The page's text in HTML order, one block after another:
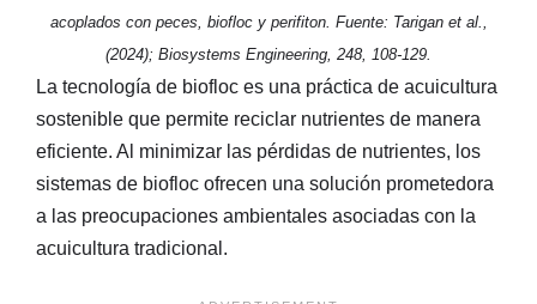
acoplados con peces, biofloc y perifiton. Fuente: Tarigan et al.,
(2024); Biosystems Engineering, 248, 108-129.
La tecnología de biofloc es una práctica de acuicultura
sostenible que permite reciclar nutrientes de manera
eficiente. Al minimizar las pérdidas de nutrientes, los
sistemas de biofloc ofrecen una solución prometedora
a las preocupaciones ambientales asociadas con la
acuicultura tradicional.